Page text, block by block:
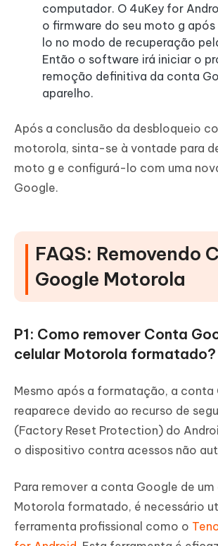
computador. O 4uKey for
o firmware do seu moto g
lo no modo de recuperação
Então o software irá iniciar o
remoção definitiva da conta
aparelho.
Após a conclusão da desbloqueio
motorola, sinta-se à vontade para
moto g e configurá-lo com uma
Google.
FAQS: Removendo
Google Motorola
P1: Como remover Conta
celular Motorola formatado?
Mesmo após a formatação, a conta
reaparece devido ao recurso de
(Factory Reset Protection) do
o dispositivo contra acessos não
Para remover a conta Google de um
Motorola formatado, é necessário
ferramenta profissional como o